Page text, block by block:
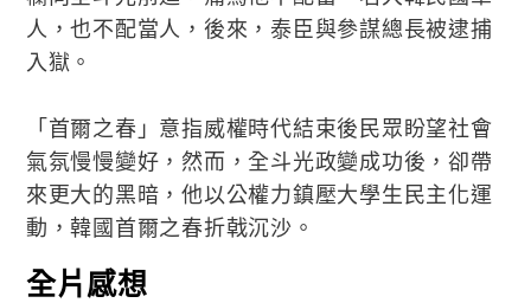
人，也不配當人，後來，泰臣與參謀總長被逮捕
入獄。
「首爾之春」意指威權時代結束後民眾盼望社會
氣氛慢慢變好，然而，全斗光政變成功後，卻帶
來更大的黑暗，他以公權力鎮壓大學生民主化運
動，韓國首爾之春折戟沉沙。
全片感想